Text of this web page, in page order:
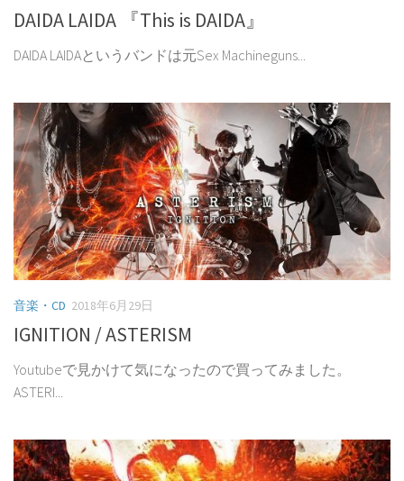
DAIDA LAIDA 『This is DAIDA』
DAIDA LAIDAというバンドは元Sex Machineguns...
音楽・CD 2018年6月29日
IGNITION / ASTERISM
Youtubeで見かけて気になったので買ってみました。
ASTERI...